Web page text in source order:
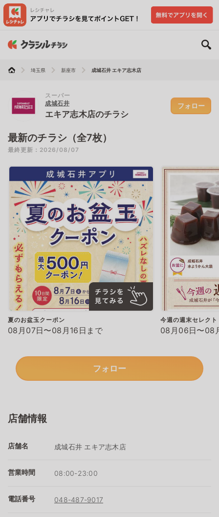
埼玉県 新座市 成城石井 エキア志木店
スーパー
成城石井
エキア志木店のチラシ
フォロー
最新のチラシ（全7枚）
最終更新：2026/08/07
夏のお盆玉クーポン
08月07日〜08月16日まで
今週の週末セレクト
08月06日〜08
フォロー
店舗情報
店舗名 成城石井 エキア志木店
営業時間 08:00-23:00
電話番号 048-487-9017